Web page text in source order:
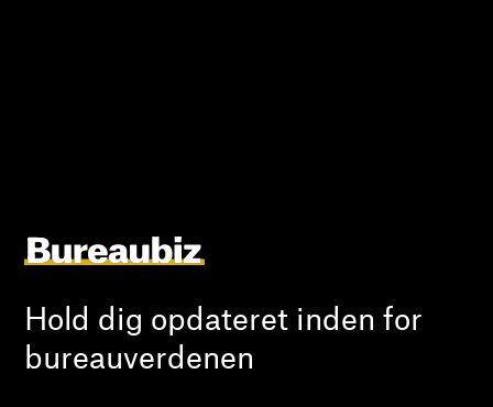
Hold dig opdateret inden for
bureauverdenen